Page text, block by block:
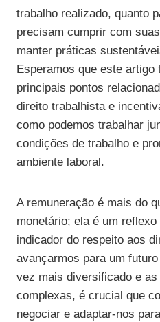
trabalho realizado, quanto
precisam cumprir com
manter práticas
Esperamos que este
principais pontos
direito trabalhista e
como podemos trabalhar
condições de trabalho e
ambiente laboral.
A remuneração é mais do
monetário; ela é um
indicador do respeito aos
avançarmos para um
vez mais diversificado e
complexas, é crucial que
negociar e adaptar-nos